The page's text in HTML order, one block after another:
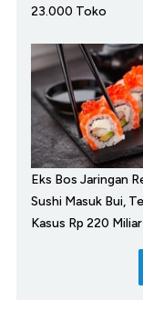
23.000 Toko
Eks Bos Jaringan
Sushi Masuk Bui,
Kasus Rp 220 Miliar